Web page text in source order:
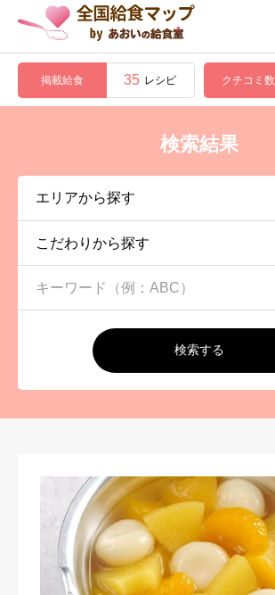
掲載給食 35 レシピ クチコミ数
検索結果
こだわりから探す
検索する